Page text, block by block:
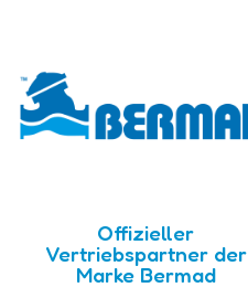
Offizieller
Vertriebspartner der
Marke Bermad